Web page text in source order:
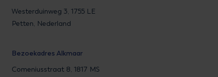
Westerduinweg 3, 1755 LE
Petten, Nederland
Bezoekadres Alkmaar
Comeniusstraat 8, 1817 MS